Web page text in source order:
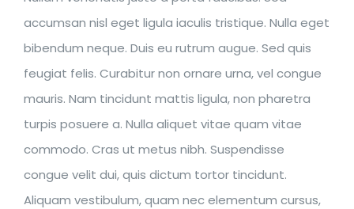
accumsan nisl eget ligula iaculis tristique. Nulla eget
bibendum neque. Duis eu rutrum augue. Sed quis
feugiat felis. Curabitur non ornare urna, vel congue
mauris. Nam tincidunt mattis ligula, non pharetra
turpis posuere a. Nulla aliquet vitae quam vitae
commodo. Cras ut metus nibh. Suspendisse
congue velit dui, quis dictum tortor tincidunt.
Aliquam vestibulum, quam nec elementum cursus,